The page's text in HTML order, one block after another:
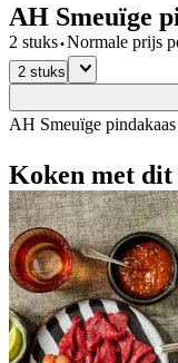
AH Smeuïge
2 stuks·Normale prijs
2 stuks
AH Smeuïge
Koken met